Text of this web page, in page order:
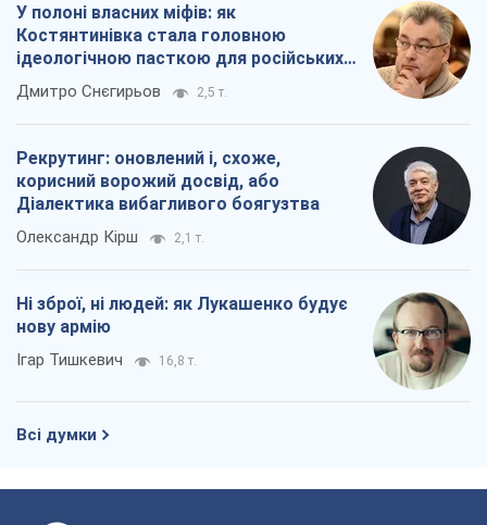
У полоні власних міфів: як
Костянтинівка стала головною
ідеологічною пасткою для російських
окупантів
Дмитро Снєгирьов 2,5 т.
Рекрутинг: оновлений і, схоже,
корисний ворожий досвід, або
Діалектика вибагливого боягузтва
Олександр Кірш 2,1 т.
Ні зброї, ні людей: як Лукашенко будує
нову армію
Ігар Тишкевич 16,8 т.
Всі думки